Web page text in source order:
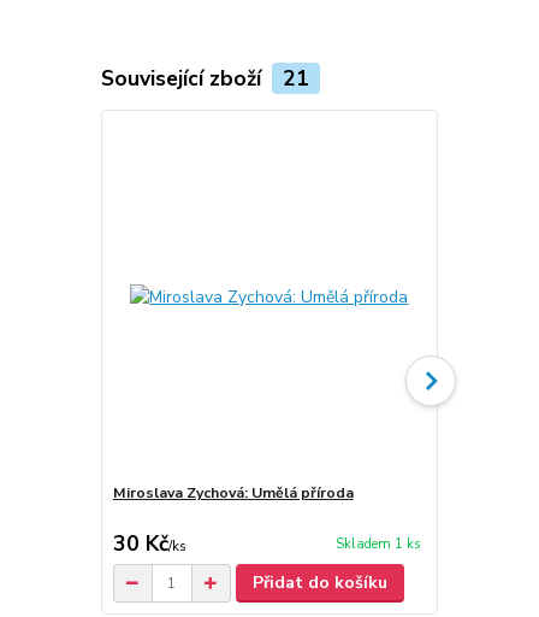
Související zboží 21
Miroslava Zychová: Umělá příroda
30 Kč/ks Skladem 1 ks
Přidat do košíku